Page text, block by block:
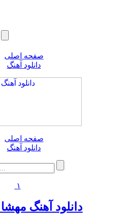
صفحه اصلی
دانلود آهنگ
صفحه اصلی
دانلود آهنگ
۱
دانلود آهنگ